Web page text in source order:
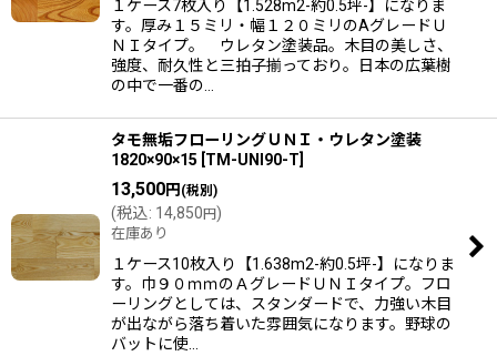
１ケース7枚入り【1.528m2-約0.5坪-】になりま
す。厚み１５ミリ・幅１２０ミリのAグレードＵ
ＮＩタイプ。 ウレタン塗装品。木目の美しさ、
強度、耐久性と三拍子揃っており。日本の広葉樹
の中で一番の…
タモ無垢フローリングＵＮＩ・ウレタン塗装
1820×90×15 TM-UNI90-T
13,500円 (税別)
(税込: 14,850円)
在庫あり
１ケース10枚入り【1.638m2-約0.5坪-】になりま
す。巾９０ｍｍのＡグレードＵＮＩタイプ。フロ
ーリングとしては、スタンダードで、力強い木目
が出ながら落ち着いた雰囲気になります。野球の
バットに使…